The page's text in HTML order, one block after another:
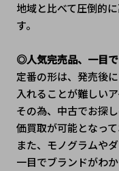
地域と比べて圧倒的
す。
◎人気完売品、一目
定番の形は、発売後
入れることが難しい
その為、中古でお探
価買取が可能となって
また、モノグラムや
一目でブランドがわ